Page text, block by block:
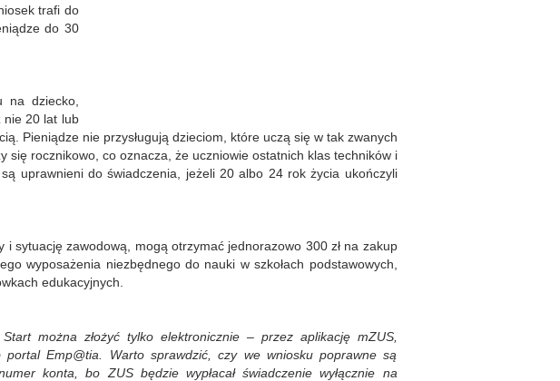
trafi do
do 30
na dziecko,
nie 20 lat lub
Pieniądze nie przysługują dzieciom, które uczą się w tak zwanych
się rocznikowo, co oznacza, że uczniowie ostatnich klas techników i
uprawnieni do świadczenia, jeżeli 20 albo 24 rok życia ukończyli
sytuację zawodową, mogą otrzymać jednorazowo 300 zł na zakup
wyposażenia niezbędnego do nauki w szkołach podstawowych,
edukacyjnych.
można złożyć tylko elektronicznie – przez aplikację mZUS,
Emp@tia. Warto sprawdzić, czy we wniosku poprawne są
konta, bo ZUS będzie wypłacał świadczenie wyłącznie na